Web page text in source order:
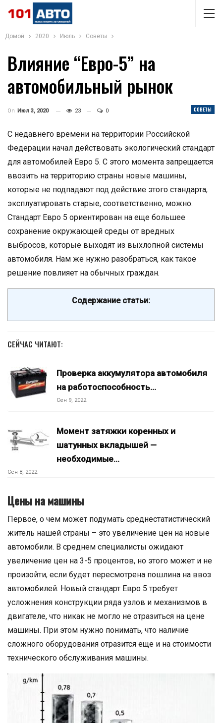
Домой 2020 Июль Советы
Влияние “Евро-5” на
автомобильный рынок
СОВЕТЫ
On Июл 3, 2020 23 0
С недавнего времени на территории Российской
Федерации начал действовать экологический стандарт
для автомобилей Евро 5. С этого момента запрещается
ввозить на территорию страны новые машины,
которые не подпадают под действие этого стандарта,
эксплуатировать старые, соответственно, можно.
Стандарт Евро 5 ориентирован на еще большее
сохранение окружающей среды от вредных
выбросов, которые выходят из выхлопной системы
автомобиля. Нам же нужно разобраться, как такое
решение повлияет на обычных граждан.
Содержание статьи:
СЕЙЧАС ЧИТАЮТ:
Проверка аккумулятора автомобиля
на работоспособность…
Сен 9, 2022
Момент затяжки коренных и
шатунных вкладышей —
необходимые…
Сен 8, 2022
Цены на машины
Первое, о чем может подумать среднестатистический
житель нашей страны – это увеличение цен на новые
автомобили. В среднем специалисты ожидают
увеличение цен на 3-5 процентов, но этого может и не
произойти, если будет пересмотрена пошлина на ввоз
автомобилей. Новый стандарт Евро 5 требует
усложнения конструкции ряда узлов и механизмов в
двигателе, что никак не могло не отразиться на цене
машины. При этом нужно понимать, что наличие
сложного оборудования отразится еще и на стоимости
технического обслуживания машины.